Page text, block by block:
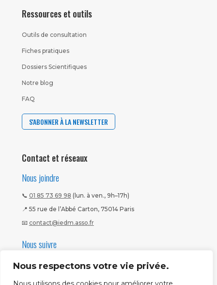
Nous respectons votre vie privée.
Ressources et outils
Outils de consultation
Fiches pratiques
Dossiers Scientifiques
Notre blog
FAQ
S'ABONNER À LA NEWSLETTER
Contact et réseaux
Nous joindre
📞 01 85 73 69 98 (lun. à ven., 9h–17h)
📍 55 rue de l’Abbé Carton, 75014 Paris
📧 contact@iedm.asso.fr
Nous suivre